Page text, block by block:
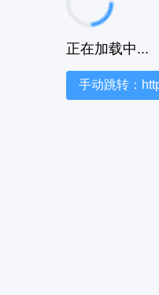
正在加载中...
手动跳转：